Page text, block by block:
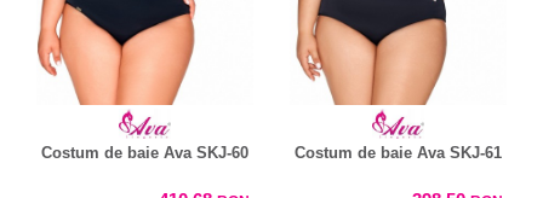
Costum de baie Ava SKJ-60 Costum de baie Ava SKJ-61